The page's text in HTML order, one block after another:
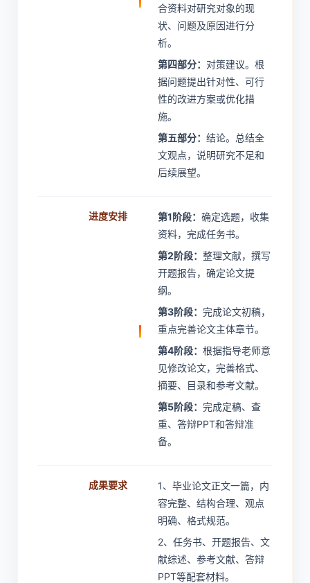
合资料对研究对象的现
状、问题及原因进行分
析。
第四部分： 对策建议。根
据问题提出针对性、可行
性的改进方案或优化措
施。
第五部分： 结论。总结全
文观点，说明研究不足和
后续展望。
进度安排 第1阶段： 确定选题，收集
资料，完成任务书。
第2阶段： 整理文献，撰写
开题报告，确定论文提
纲。
第3阶段： 完成论文初稿，
重点完善论文主体章节。
第4阶段： 根据指导老师意
见修改论文，完善格式、
摘要、目录和参考文献。
第5阶段： 完成定稿、查
重、答辩PPT和答辩准
备。
成果要求
1、毕业论文正文一篇，内
容完整、结构合理、观点
明确、格式规范。
2、任务书、开题报告、文
献综述、参考文献、答辩
PPT等配套材料。